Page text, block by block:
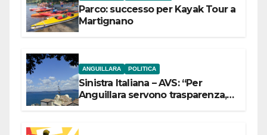
Parco: successo per Kayak Tour a
Martignano
ANGUILLARA POLITICA
Sinistra Italiana – AVS: “Per
Anguillara servono trasparenza,